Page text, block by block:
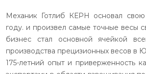
Механик Готлиб КЕРН основал
году. и произвел самые точные весы
бизнес стал основной ячейкой
производства прецизионных весов в
175-летний опыт и приверженность